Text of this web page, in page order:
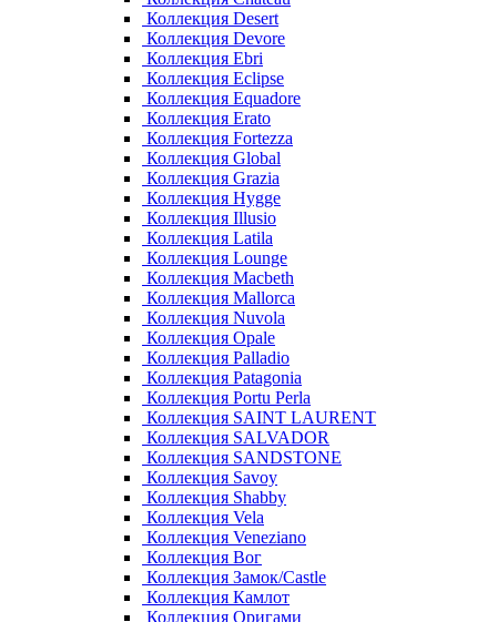
Коллекция Desert
Коллекция Devore
Коллекция Ebri
Коллекция Eclipse
Коллекция Equadore
Коллекция Erato
Коллекция Fortezza
Коллекция Global
Коллекция Grazia
Коллекция Hygge
Коллекция Illusio
Коллекция Latila
Коллекция Lounge
Коллекция Macbeth
Коллекция Mallorca
Коллекция Nuvola
Коллекция Opale
Коллекция Palladio
Коллекция Patagonia
Коллекция Portu Perla
Коллекция SAINT LAURENT
Коллекция SALVADOR
Коллекция SANDSTONE
Коллекция Savoy
Коллекция Shabby
Коллекция Vela
Коллекция Veneziano
Коллекция Вог
Коллекция Замок/Castle
Коллекция Камлот
Коллекция Оригами